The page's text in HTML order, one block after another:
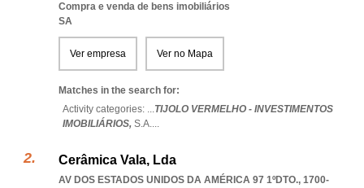
Compra e venda de bens imobiliários
SA
Ver empresa Ver no Mapa
Matches in the search for:
Activity categories: ...TIJOLO VERMELHO - INVESTIMENTOS
IMOBILIÁRIOS, S.A....
Cerâmica Vala, Lda
AV DOS ESTADOS UNIDOS DA AMÉRICA 97 1ºDTO., 1700-